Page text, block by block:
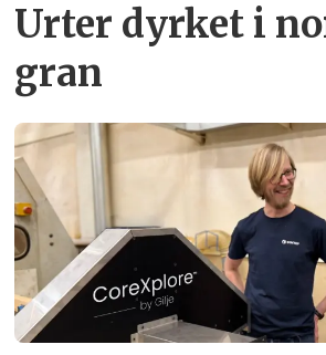
Urter dyrket i
gran